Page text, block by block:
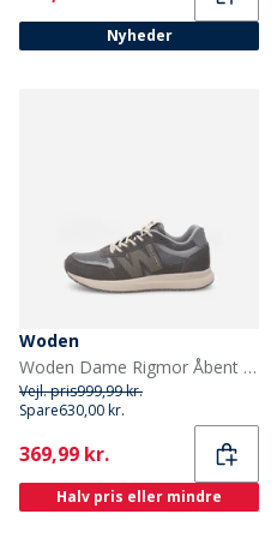
Nyheder
Woden
Woden Dame Rigmor Åbent Mesh Sneakers 051 Dark Grey
Vejl. pris999,99 kr.
Spare630,00 kr.
Current
369,99 kr.
Halv pris eller mindre